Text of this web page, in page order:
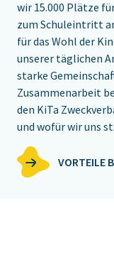
wir 15.000 Plätze
zum Schuleintritt
für das Wohl der
unserer täglichen
starke
Zusammenarbeit
den KiTa
und wofür wir uns
VORTEILE